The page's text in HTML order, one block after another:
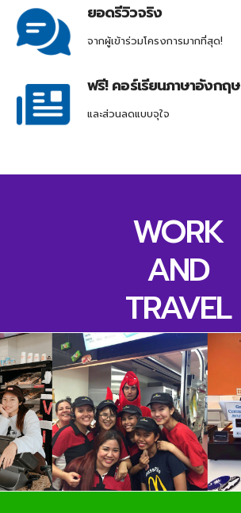
ยอดรีวิวจริง
จากผู้เข้าร่วมโครงการมากที่สุด!
ฟรี! คอร์เรียนภาษาอังกฤษ
และส่วนลดแบบจุใจ
WORK
AND
TRAVEL